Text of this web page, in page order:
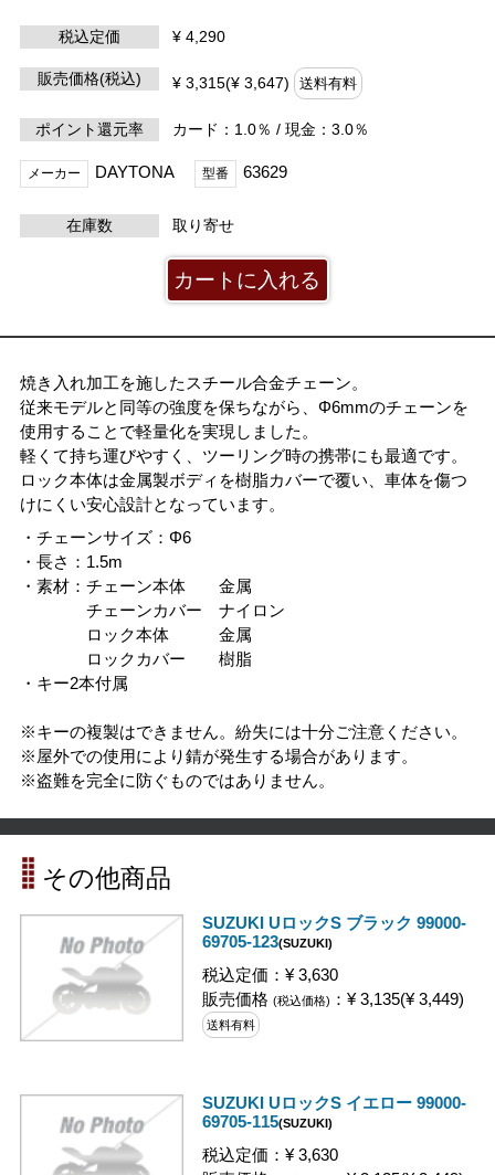
税込定価 ¥ 4,290
販売価格(税込) ¥ 3,315(¥ 3,647) 送料有料
ポイント還元率 カード：1.0％ / 現金：3.0％
メーカー DAYTONA 型番 63629
在庫数 取り寄せ
焼き入れ加工を施したスチール合金チェーン。
従来モデルと同等の強度を保ちながら、Φ6mmのチェーンを
使用することで軽量化を実現しました。
軽くて持ち運びやすく、ツーリング時の携帯にも最適です。
ロック本体は金属製ボディを樹脂カバーで覆い、車体を傷つ
けにくい安心設計となっています。
・チェーンサイズ：Φ6
・長さ：1.5m
・素材：チェーン本体 金属
チェーンカバー ナイロン
ロック本体 金属
ロックカバー 樹脂
・キー2本付属
※キーの複製はできません。紛失には十分ご注意ください。
※屋外での使用により錆が発生する場合があります。
※盗難を完全に防ぐものではありません。
その他商品
SUZUKI UロックS ブラック 99000-
69705-123(SUZUKI)
税込定価：¥ 3,630
販売価格 (税込価格) ：¥ 3,135(¥ 3,449)
送料有料
SUZUKI UロックS イエロー 99000-
69705-115(SUZUKI)
税込定価：¥ 3,630